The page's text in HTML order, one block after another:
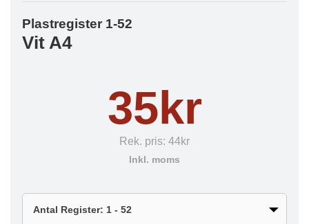
Plastregister 1-52
Vit A4
35kr
Rek. pris: 44kr
Inkl. moms